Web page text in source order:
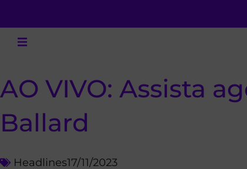
AO VIVO: Assista
Ballard
Headlines17/11/2023